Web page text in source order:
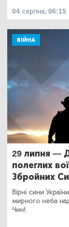
04 серпня, 06:15
ВІЙНА
29 липня —
полеглих
Збройних
Вірні сини
мирного неба
Чин!